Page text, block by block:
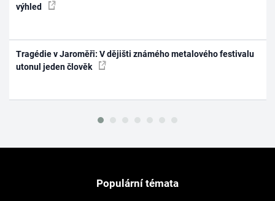
výhled
Tragédie v Jaroměři: V dějišti známého metalového festivalu
utonul jeden člověk
Populární témata